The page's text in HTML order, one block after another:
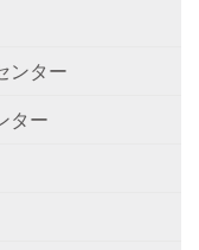
ンター
ター